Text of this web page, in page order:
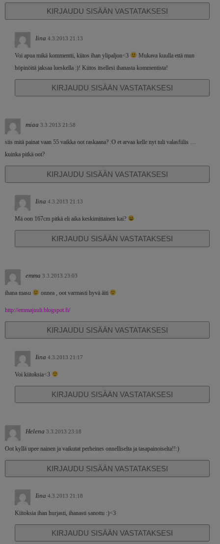
KIRJAUDU SISÄÄN VASTATAKSESI
Iina 4.3.2013 21:13
Voi apua mikä kommentti, kiitos ihan ylipaljon<3
Mukava kuulla että mun
höpinöitä jaksaa lueskella :)! Kiitos itsellesi ihanasta kommentista!
KIRJAUDU SISÄÄN VASTATAKSESI
miaa 3.3.2013 21:58
siis mitä painat vaan 55 vaikka oot raskaana? :O et arvaa kelle nyt tuli valasfiilis …
kuinka pitkä oot?
KIRJAUDU SISÄÄN VASTATAKSESI
Iina 4.3.2013 21:13
Mä oon 167cm pitkä eli aika keskimittainen kai?
KIRJAUDU SISÄÄN VASTATAKSESI
emma 3.3.2013 23:03
ihana masu onnea , oot varmasti hyvä äiti
http://emmajuuli.blogspot.fi/
KIRJAUDU SISÄÄN VASTATAKSESI
Iina 4.3.2013 21:17
Voi kiitoksia<3
KIRJAUDU SISÄÄN VASTATAKSESI
Helena 3.3.2013 23:18
Oot kyllä upee nainen ja vaikutat perheines onnelliselta ja tasapainoiselta!!:)
KIRJAUDU SISÄÄN VASTATAKSESI
Iina 4.3.2013 21:18
Kiitoksia ihan hurjasti, ihanasti sanottu :)<3
KIRJAUDU SISÄÄN VASTATAKSESI